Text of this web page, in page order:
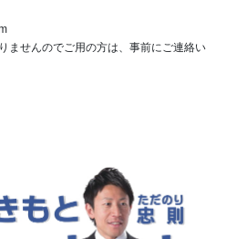
ませんのでご用の方は、事前にご連絡い